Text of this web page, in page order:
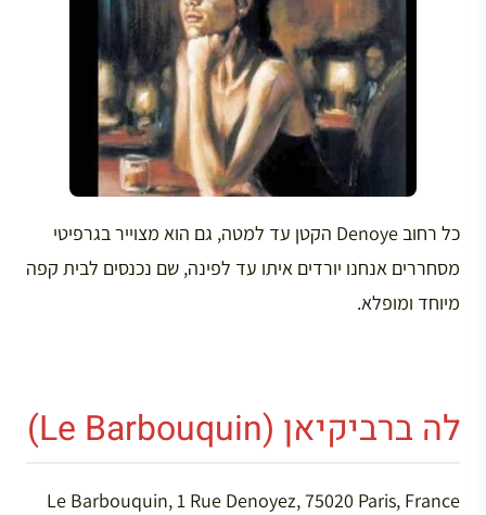
כל רחוב Denoye הקטן עד למטה, גם הוא מצוייר בגרפיטי
מסחררים אנחנו יורדים איתו עד לפינה, שם נכנסים לבית קפה
מיוחד ומופלא.
לה ברביקיאן (Le Barbouquin)
Le Barbouquin, 1 Rue Denoyez, 75020 Paris, France